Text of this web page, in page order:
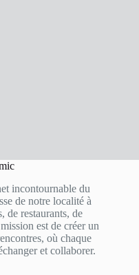
incontournable du
de notre localité à
de restaurants, de
est de créer un
où chaque
et collaborer.